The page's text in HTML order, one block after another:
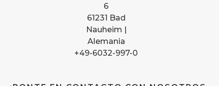
6
61231 Bad
Nauheim |
Alemania
+49-6032-997-0